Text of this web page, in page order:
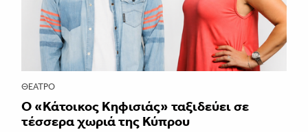
ΘΈΑΤΡΟ
Ο «Κάτοικος Κηφισιάς» ταξιδεύει σε
τέσσερα χωριά της Κύπρου